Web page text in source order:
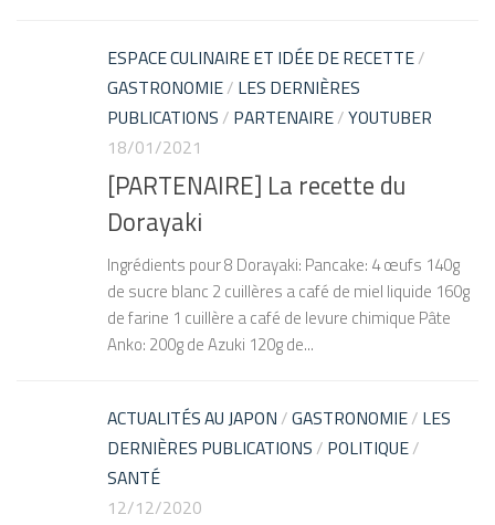
ESPACE CULINAIRE ET IDÉE DE RECETTE/
GASTRONOMIE/ LES DERNIÈRES
PUBLICATIONS / PARTENAIRE/YOUTUBER
18/01/2021
[PARTENAIRE] La recette du
Dorayaki
Ingrédients pour 8 Dorayaki: Pancake: 4 œufs 140g
de sucre blanc 2 cuillères a café de miel liquide 160g
de farine 1 cuillère a café de levure chimique Pâte
Anko: 200g de Azuki 120g de...
ACTUALITÉS AU JAPON /GASTRONOMIE/ LES
DERNIÈRES PUBLICATIONS / POLITIQUE/
SANTÉ
12/12/2020